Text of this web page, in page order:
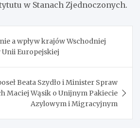
w Stanach Zjednoczonych.
a wpływ krajów Wschodniej
Europejskiej
Beata Szydło i Minister Spraw
Maciej Wąsik o Unijnym Pakiecie
Azylowym i Migracyjnym